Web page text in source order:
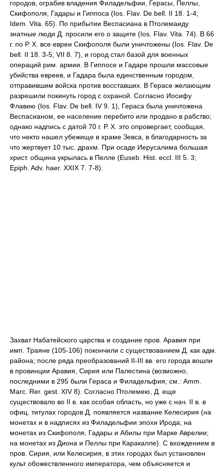
городов, ограбив владения Филадельфии, Герасы, Пеллы,
Скифополя, Гадары и Гиппоса (Ios. Flav. De bell. II 18. 1-4;
Idem. Vita. 65). По прибытии Веспасиана в Птолемаиду
знатные люди Д. просили его о защите (Ios. Flav. Vita. 74). В 66
г. по Р. Х. все евреи Скифополя были уничтожены (Ios. Flav. De
bell. II 18. 3-5; VII 8. 7), и город стал базой для военных
операций рим. армии. В Гиппосе и Гадаре прошли массовые
убийства евреев, и Гадара была единственным городом,
отправившим войска против восставших. В Герасе желающим
разрешили покинуть город с охраной. Согласно Иосифу
Флавию (Ios. Flav. De bell. IV 9. 1), Гераса была уничтожена
Веспасианом, ее население перебито или продано в рабство;
однако надпись с датой 70 г. Р. Х. это опровергает, сообщая,
что некто нашел убежище в храме Зевса, в благодарность за
что жертвует 10 тыс. драхм. При осаде Иерусалима большая
христ. община укрылась в Пелле (Euseb. Hist. eccl. III 5. 3;
Epiph. Adv. haer. XXIX 7. 7-8).
Захват Набатейского царства и создание пров. Аравия при
имп. Траяне (105-106) покончили с существованием Д. как адм.
района; после ряда преобразований II-III вв. его города вошли
в провинции Аравия, Сирия или Палестина (возможно,
последними в 295 были Гераса и Филадельфия; см.: Amm.
Marc. Rer. gest. XIV 8). Согласно Птолемею, Д. еще
существовало во II в. как особая область, но уже с нач. II в. в
офиц. титулах городов Д. появляется название Келесирия (на
монетах и в надписях из Филадельфии эпохи Ирода; на
монетах из Скифополя, Гадары и Абилы при Марке Аврелии;
на монетах из Диона и Пеллы при Каракалле). С вхождением в
пров. Сирия, или Келесирия, в этих городах был установлен
культ обожествленного императора, чем объясняется и